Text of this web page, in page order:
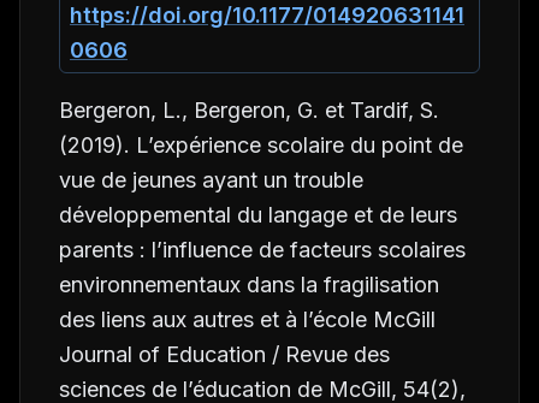
https://doi.org/10.1177/014920631141
0606
Bergeron, L., Bergeron, G. et Tardif, S.
(2019). L’expérience scolaire du point de
vue de jeunes ayant un trouble
développemental du langage et de leurs
parents : l’influence de facteurs scolaires
environnementaux dans la fragilisation
des liens aux autres et à l’école McGill
Journal of Education / Revue des
sciences de l’éducation de McGill, 54(2),